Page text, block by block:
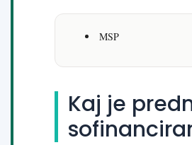
MSP
Kaj je